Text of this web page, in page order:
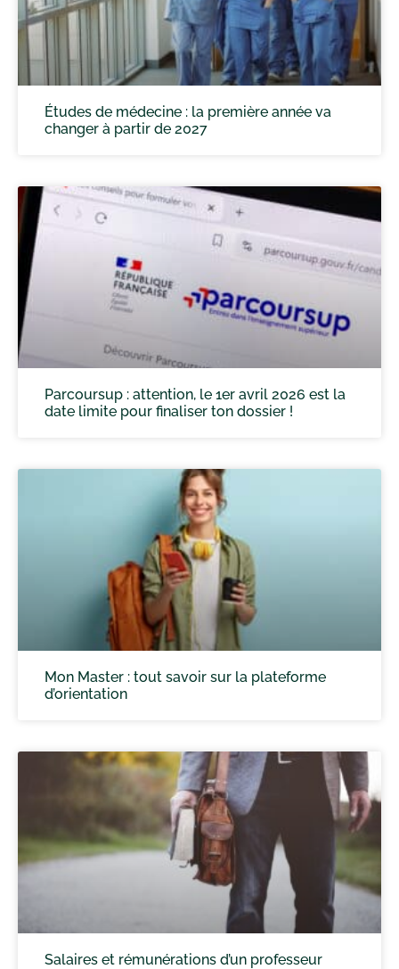
Études de médecine : la première année va
changer à partir de 2027
Parcoursup : attention, le 1er avril 2026 est la
date limite pour finaliser ton dossier !
Mon Master : tout savoir sur la plateforme
d’orientation
Salaires et rémunérations d’un professeur